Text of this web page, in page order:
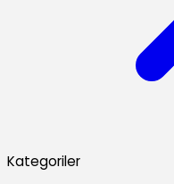
Kategoriler